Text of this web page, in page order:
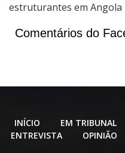
estruturantes em Angola
Comentários do
INÍCIO EM TRIBUNAL
ENTREVISTA
OPINIÃO